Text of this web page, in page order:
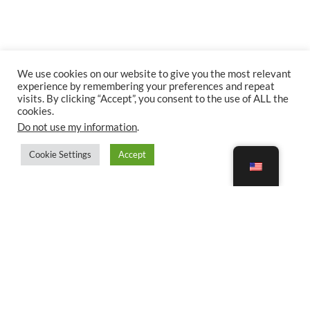
We use cookies on our website to give you the most relevant
experience by remembering your preferences and repeat
visits. By clicking “Accept”, you consent to the use of ALL the
cookies.
Do not use my information.
Cookie Settings Accept